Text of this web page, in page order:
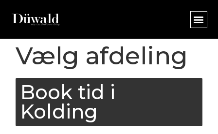
Vælg afdeling
Book tid i
Kolding